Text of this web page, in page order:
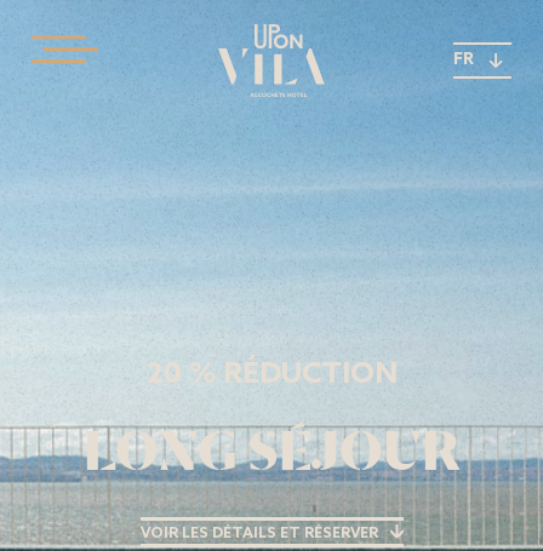
FR
20 % RÉDUCTION
LONG SÉJOUR
VOIR LES DÉTAILS ET RÉSERVER